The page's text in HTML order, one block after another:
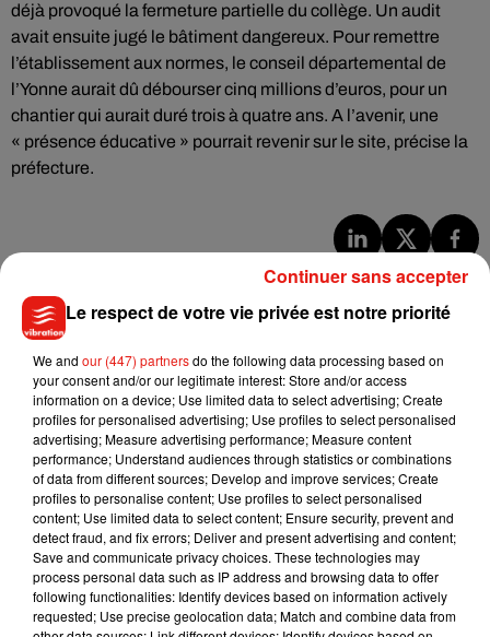
déjà provoqué la fermeture partielle du collège. Un audit
avait ensuite jugé le bâtiment dangereux. Pour remettre
l’établissement aux normes, le conseil départemental de
l’Yonne aurait dû débourser cinq millions d’euros, pour un
chantier qui aurait duré trois à quatre ans. A l’avenir, une
« présence éducative » pourrait revenir sur le site, précise la
préfecture.
5 août 2026
Benny Blanco invite Selena Gomez et
Becky G sur son nouveau single
4 août 2026
Tiny Desk invite Charlie Puth pour une
live session solaire
Le respect de votre vie privée est notre priorité
We and our (447) partnersdo the following data processing based on
your consent and/or our legitimate interest: Store and/or access
information on a device; Use limited data to select advertising; Create
profiles for personalised advertising; Use profiles to select personalised
advertising; Measure advertising performance; Measure content
performance; Understand audiences through statistics or combinations
of data from different sources; Develop and improve services; Create
profiles to personalise content; Use profiles to select personalised
content; Use limited data to select content; Ensure security, prevent and
detect fraud, and fix errors; Deliver and present advertising and content;
Save and communicate privacy choices. These technologies may
process personal data such as IP address and browsing data to offer
following functionalities: Identify devices based on information actively
requested; Use precise geolocation data; Match and combine data from
Continuer sans accepter